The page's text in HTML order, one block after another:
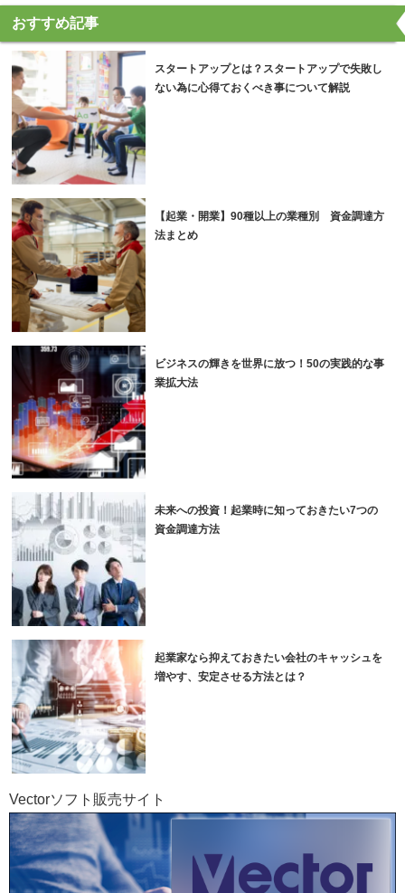
おすすめ記事
スタートアップとは？スタートアップで失敗し
ない為に心得ておくべき事について解説
【起業・開業】90種以上の業種別 資金調達方
法まとめ
ビジネスの輝きを世界に放つ！50の実践的な事
業拡大法
未来への投資！起業時に知っておきたい7つの
資金調達方法
起業家なら抑えておきたい会社のキャッシュを
増やす、安定させる方法とは？
Vectorソフト販売サイト